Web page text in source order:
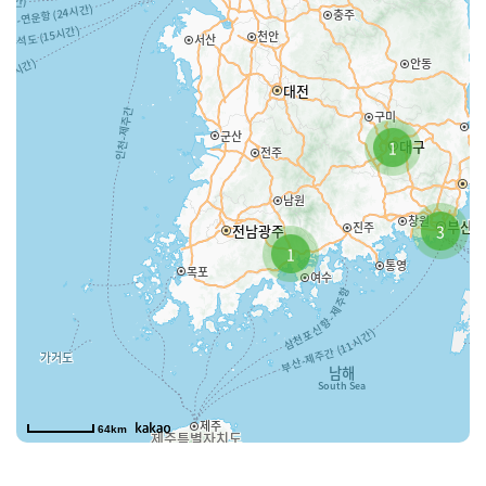
031-767-7585 (신장실)
홈페이지 바로가기
구로열린내과의원
서울 구로구 구로중앙로 68 신안타워 2층
02-861-4658
02-861-4657
홈페이지 바로가기
대구열린내과의원
대구 중구 중앙대로 359 반월메디칼타워 5층, 6층 (반월당역 21번 출구)
053-565-5501 (외래)
(신장실)
1
3
1
64km